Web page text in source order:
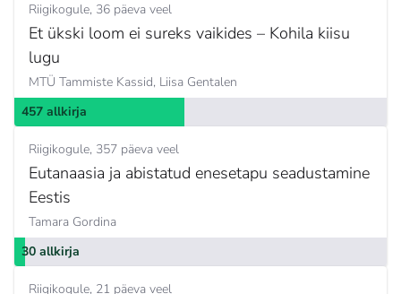
Riigikogule 36 päeva veel
Et ükski loom ei sureks vaikides – Kohila kiisu
lugu
MTÜ Tammiste Kassid, Liisa Gentalen
457 allkirja
Riigikogule 357 päeva veel
Eutanaasia ja abistatud enesetapu seadustamine
Eestis
Tamara Gordina
30 allkirja
Riigikogule 21 päeva veel